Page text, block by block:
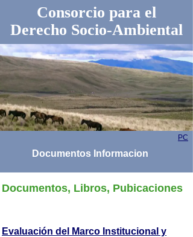
PC
Consorcio para el
Derecho Socio-Ambiental
Evaluación del Marco Institucional y
Documentos Informacion
Documentos, Libros, Pubicaciones